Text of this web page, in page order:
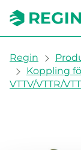
You are here:
Regin
Koppling
VTTV/VTTR/